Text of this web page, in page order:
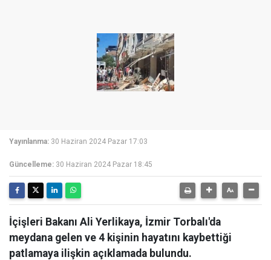
Yayınlanma: 30 Haziran 2024 Pazar 17:03
Güncelleme: 30 Haziran 2024 Pazar 18:45
İçişleri Bakanı Ali Yerlikaya, İzmir Torbalı'da
meydana gelen ve 4 kişinin hayatını kaybettiği
patlamaya ilişkin açıklamada bulundu.